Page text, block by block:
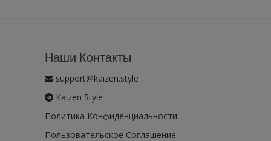
Наши Контакты
support@kaizen.style
Kaizen Style
Политика Конфиденциальности
Пользовательское Соглашение